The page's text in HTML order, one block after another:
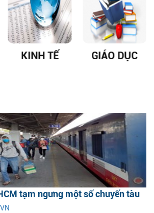
KINH TẾ GIÁO DỤC
tạm ngưng một số chuyến tàu